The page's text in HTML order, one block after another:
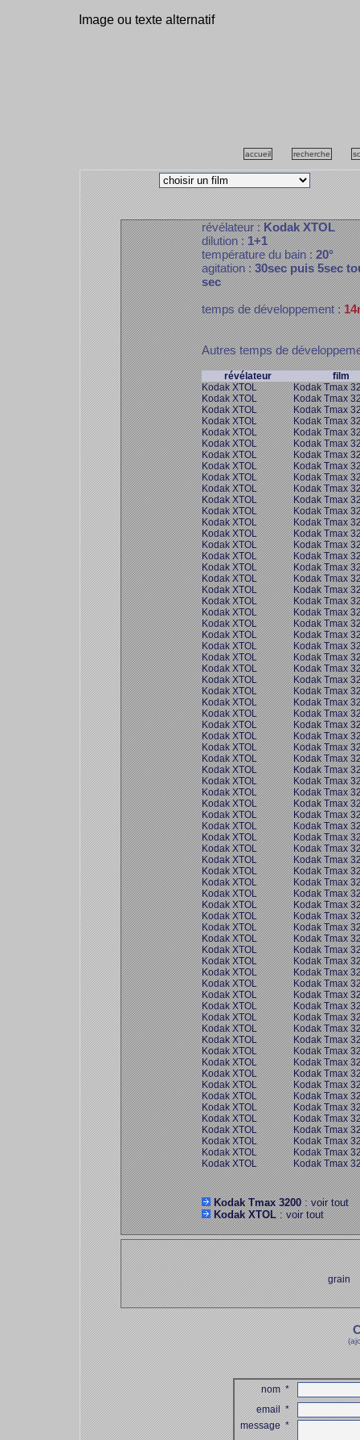
Image ou texte alternatif
accueil recherche
révélateur :Kodak XTOL
dilution :1+1
température du bain :20°
agitation :30sec puis 5sec
sec
temps de développement :
Autres temps de
révélateur
film
Kodak XTOL
Kodak Tmax
Kodak XTOL
Kodak Tmax
Kodak XTOL
Kodak Tmax
Kodak XTOL
Kodak Tmax
Kodak XTOL
Kodak Tmax
Kodak XTOL
Kodak Tmax
Kodak XTOL
Kodak Tmax
Kodak XTOL
Kodak Tmax
Kodak XTOL
Kodak Tmax
Kodak XTOL
Kodak Tmax
Kodak XTOL
Kodak Tmax
Kodak XTOL
Kodak Tmax
Kodak XTOL
Kodak Tmax
Kodak XTOL
Kodak Tmax
Kodak XTOL
Kodak Tmax
Kodak XTOL
Kodak Tmax
Kodak XTOL
Kodak Tmax
Kodak XTOL
Kodak Tmax
Kodak XTOL
Kodak Tmax
Kodak XTOL
Kodak Tmax
Kodak XTOL
Kodak Tmax
Kodak XTOL
Kodak Tmax
Kodak XTOL
Kodak Tmax
Kodak XTOL
Kodak Tmax
Kodak XTOL
Kodak Tmax
Kodak XTOL
Kodak Tmax
Kodak XTOL
Kodak Tmax
Kodak XTOL
Kodak Tmax
Kodak XTOL
Kodak Tmax
Kodak XTOL
Kodak Tmax
Kodak XTOL
Kodak Tmax
Kodak XTOL
Kodak Tmax
Kodak XTOL
Kodak Tmax
Kodak XTOL
Kodak Tmax
Kodak XTOL
Kodak Tmax
Kodak XTOL
Kodak Tmax
Kodak XTOL
Kodak Tmax
Kodak XTOL
Kodak Tmax
Kodak XTOL
Kodak Tmax
Kodak XTOL
Kodak Tmax
Kodak XTOL
Kodak Tmax
Kodak XTOL
Kodak Tmax
Kodak XTOL
Kodak Tmax
Kodak XTOL
Kodak Tmax
Kodak XTOL
Kodak Tmax
Kodak XTOL
Kodak Tmax
Kodak XTOL
Kodak Tmax
Kodak XTOL
Kodak Tmax
Kodak XTOL
Kodak Tmax
Kodak XTOL
Kodak Tmax
Kodak XTOL
Kodak Tmax
Kodak XTOL
Kodak Tmax
Kodak XTOL
Kodak Tmax
Kodak XTOL
Kodak Tmax
Kodak XTOL
Kodak Tmax
Kodak XTOL
Kodak Tmax
Kodak XTOL
Kodak Tmax
Kodak XTOL
Kodak Tmax
Kodak XTOL
Kodak Tmax
Kodak XTOL
Kodak Tmax
Kodak XTOL
Kodak Tmax
Kodak XTOL
Kodak Tmax
Kodak XTOL
Kodak Tmax
Kodak XTOL
Kodak Tmax
Kodak XTOL
Kodak Tmax
Kodak XTOL
Kodak Tmax
Kodak XTOL
Kodak Tmax
Kodak XTOL
Kodak Tmax
Kodak XTOL
Kodak Tmax
Kodak XTOL
Kodak Tmax
Kodak Tmax 3200: voir tout
Kodak XTOL: voir tout
grain
nom*
email*
message*